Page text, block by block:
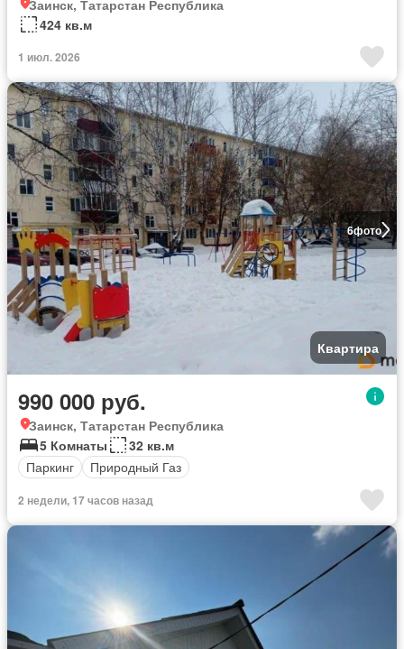
Заинск, Татарстан Республика
424 кв.м
1 июл. 2026
6фото
Квартира
990 000 руб.
Заинск, Татарстан Республика
5 Комнаты
32 кв.м
Паркинг
Природный Газ
2 недели, 17 часов назад